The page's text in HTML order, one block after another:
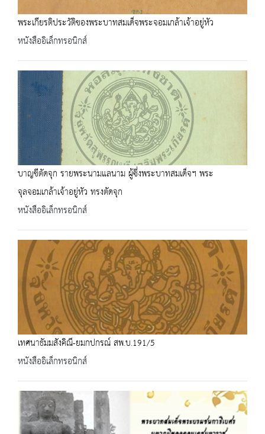
พระเกียรติประวัติของพระบาทสมเด็จพระจอมเกล้าเจ้าอยู่หัว
หนังสืออิเล็กทรอนิกส์
บาญชีตัดจุก รายพระนามแลนาม ผู้ซึ่งพระบาทสมเด็จฯ พระ
จุลจอมเกล้าเจ้าอยู่หัว ทรงตัดจุก
หนังสืออิเล็กทรอนิกส์
เทศนาธัมมสังคิณี-ยมกปกรณ์ สพ.บ.191/5
หนังสืออิเล็กทรอนิกส์